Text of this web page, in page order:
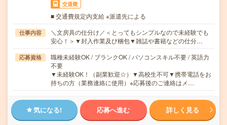
交通費
■ 交通費規定内支給 ※派遣先による
仕事内容
＼文房具の仕分け／＜とってもシンプルなので未経験でも
安心！＞▼封入作業及び梱包▼雑誌や書籍などの仕分…
応募資格
職種未経験OK / ブランクOK / パソコンスキル不要 / 英語力
不要
▼未経験OK！（副業歓迎☆）▼高校生不可▼携帯電話をお
持ちの方（業務連絡に使用）※応募後のご連絡はメ…
気になる! 応募へ進む 詳しく見る